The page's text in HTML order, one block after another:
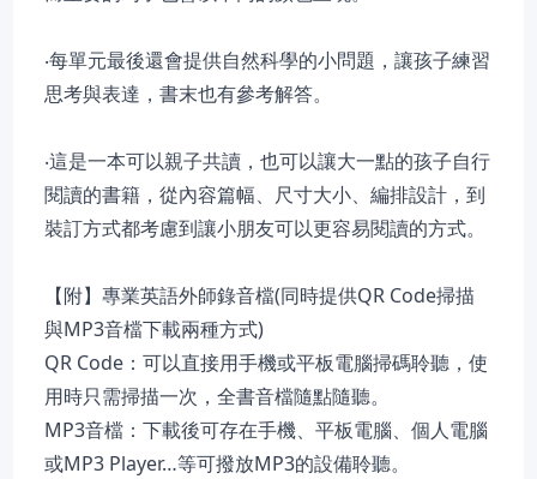
‧每單元最後還會提供自然科學的小問題，讓孩子練習
思考與表達，書末也有參考解答。
‧這是一本可以親子共讀，也可以讓大一點的孩子自行
閱讀的書籍，從內容篇幅、尺寸大小、編排設計，到
裝訂方式都考慮到讓小朋友可以更容易閱讀的方式。
【附】專業英語外師錄音檔(同時提供QR Code掃描
與MP3音檔下載兩種方式)
QR Code：可以直接用手機或平板電腦掃碼聆聽，使
用時只需掃描一次，全書音檔隨點隨聽。
MP3音檔：下載後可存在手機、平板電腦、個人電腦
或MP3 Player…等可撥放MP3的設備聆聽。